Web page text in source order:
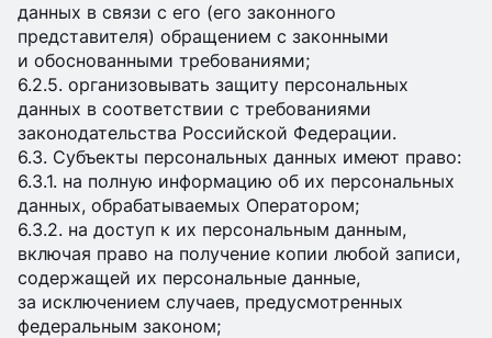
данных в связи с его (его законного
представителя) обращением с законными
и обоснованными требованиями;
6.2.5. организовывать защиту персональных
данных в соответствии с требованиями
законодательства Российской Федерации.
6.3. Субъекты персональных данных имеют право:
6.3.1. на полную информацию об их персональных
данных, обрабатываемых Оператором;
6.3.2. на доступ к их персональным данным,
включая право на получение копии любой записи,
содержащей их персональные данные,
за исключением случаев, предусмотренных
федеральным законом;